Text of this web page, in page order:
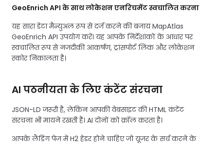
GeoEnrich API के साथ लोकेशन एनरिचमेंट स्वचालित करना
यह सारा डेटा मैन्युअल रूप से दर्ज करने की बजाय MapAtlas
GeoEnrich API उपयोग करें। यह आपके निर्देशांकों के आधार पर
स्वचालित रूप से नजदीकी आकर्षण, ट्रांसपोर्ट लिंक और लोकेशन
स्कोर निकालता है।
AI पठनीयता के लिए कंटेंट संरचना
JSON-LD जरूरी है, लेकिन आपकी वेबसाइट की HTML कंटेंट
संरचना भी मायने रखती है। AI दोनों को क्रॉल करता है।
आपके लैंडिंग पेज में H2 हेडर होने चाहिए जो यूजर के सर्च करने के